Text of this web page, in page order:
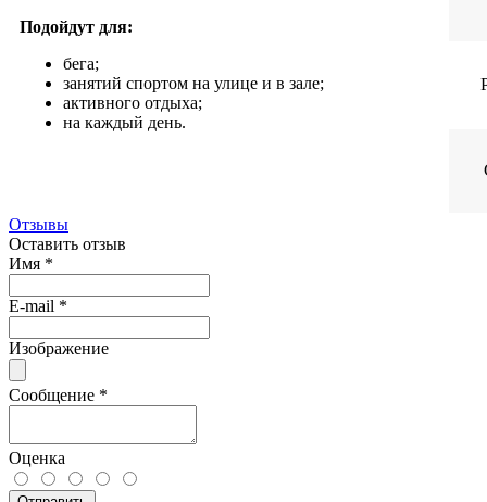
Подойдут для:
бега;
занятий спортом на улице и в зале;
активного отдыха;
на каждый день.
Отзывы
Оставить отзыв
Имя *
E-mail *
Изображение
Сообщение *
Оценка